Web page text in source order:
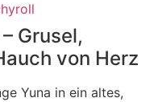
Grusel,
von Herz
Yuna in ein altes,